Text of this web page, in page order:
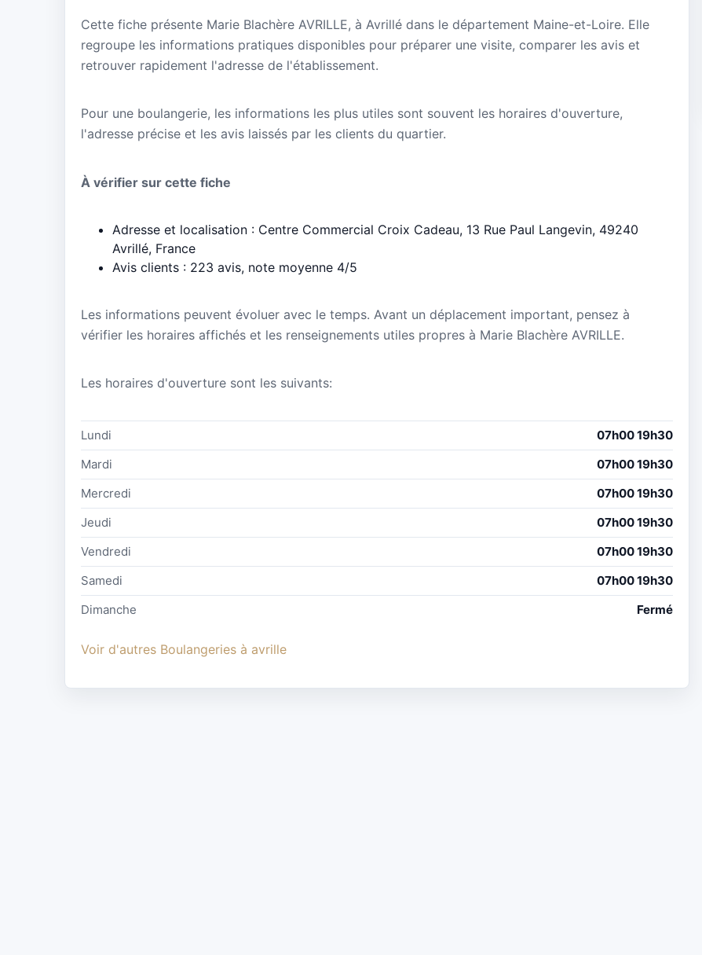
Cette fiche présente Marie Blachère AVRILLE, à Avrillé dans le département Maine-et-Loire. Elle
regroupe les informations pratiques disponibles pour préparer une visite, comparer les avis et
retrouver rapidement l'adresse de l'établissement.
Pour une boulangerie, les informations les plus utiles sont souvent les horaires d'ouverture,
l'adresse précise et les avis laissés par les clients du quartier.
À vérifier sur cette fiche
Adresse et localisation : Centre Commercial Croix Cadeau, 13 Rue Paul Langevin, 49240
Avrillé, France
Avis clients : 223 avis, note moyenne 4/5
Les informations peuvent évoluer avec le temps. Avant un déplacement important, pensez à
vérifier les horaires affichés et les renseignements utiles propres à Marie Blachère AVRILLE.
Les horaires d'ouverture sont les suivants:
Lundi
07h00 19h30
Mardi
07h00 19h30
Mercredi
07h00 19h30
Jeudi
07h00 19h30
Vendredi
07h00 19h30
Samedi
07h00 19h30
Dimanche
Fermé
Voir d'autres Boulangeries à avrille